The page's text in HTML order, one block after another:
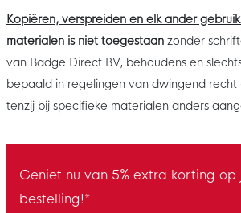
Kopiëren, verspreiden en elk ander
materialen is niet toegestaan zonder
van Badge Direct BV, behoudens en
bepaald in regelingen van dwingend recht
tenzij bij specifieke materialen anders
Geniet nu van 5% extra korting
bestelling!*